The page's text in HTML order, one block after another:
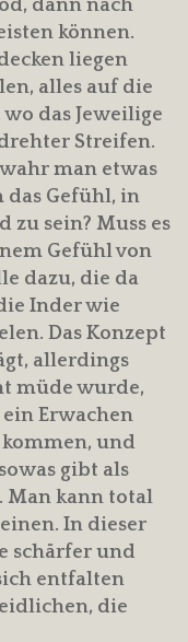
dann nach
können.
liegen
alles auf die
das Jeweilige
Streifen.
man etwas
das Gefühl, in
zu sein? Muss es
Gefühl von
dazu, die da
Inder wie
Das Konzept
allerdings
müde wurde,
Erwachen
und
gibt als
Man kann total
In dieser
schärfer und
entfalten
die